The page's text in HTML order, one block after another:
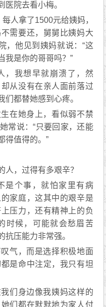
医院去看小梅。
人拿了1500元给姨妈，
需要还，舅舅比姨妈大
，他见到姨妈就说：“这
我是你的哥哥吗？”
，我想早就崩溃了，然
从没有在亲人面前落过
们都替她感到心疼。
在她身上，看似弱不禁
常说：“只要回家，还能
得值得的。”
人，过得有多艰辛？
是个事，就怕家里有病
家庭，这其中的艰辛是
压力，还有精神上的负
时候，可能就会愁眉苦
抗压能力非常强。
气，而是选择积极地面
是命中注定，我只有坦
们身边像我姨妈这样的
们都在默默地为家人付